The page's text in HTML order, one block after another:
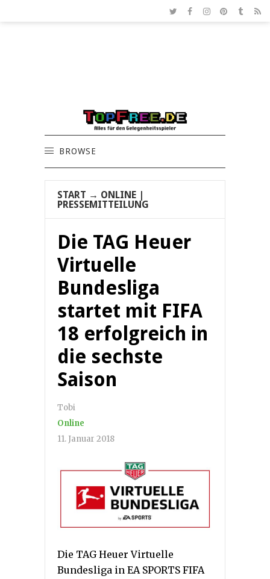
BROWSE
START → ONLINE
PRESSEMITTEILUNG
Die TAG Heuer
Virtuelle
Bundesliga
startet mit FIFA
18 erfolgreich in
die sechste
Saison
Tobi
Online
11. Januar 2018
Die TAG Heuer Virtuelle
Bundesliga in EA SPORTS FIFA